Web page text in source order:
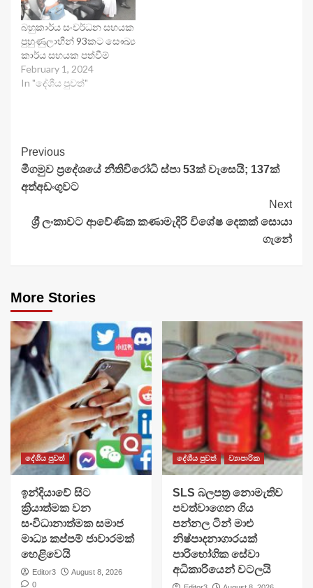
බහුකාර්ය සංවර්ධන සහයක
පුහුණුලාභීන් 93කට සෞඛ්‍ය
කාර්ය සහයක පත්වීම්
February 1, 2024
In "දේශීය පුවත්"
Continue
Reading
Previous
මීගමුව ප්‍රදේශයේ නීතිවිරෝධි ස්පා 53ක් වැසෙයි; 137ක්
අත්අඩංගුවට
Next
ශ්‍රී ලංකාවට ආවේණික කණාමැදිරි වි⁣ශේෂ දෙකක් සොයා
ගැනේ
More Stories
දේශීය පුවත්
​ඉන්දියාවේ සිට
ක්‍රියාත්මක වන
සංවිධානාත්මක සමාජ
මාධ්‍ය කප්පම් ජාවාරමක්
හෙළිවෙයි
Editor3
August 8, 2026
0
දේශීය පුවත් ව්‍යාපාරික
SLS බලපත්‍ර නොමැතිව
පවත්වාගෙන ගිය
පන්නල ටින් මාළු
නිෂ්පාදනාගාරයක්
පාරිභෝගික සේවා
අධිකාරියෙන් වටලයි